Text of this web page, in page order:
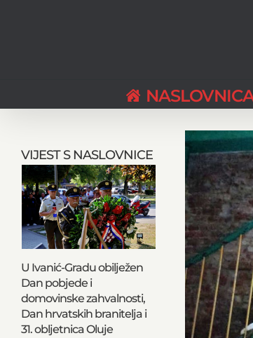
View
Larger
Image
VIJEST S NASLOVNICE
U Ivanić-Gradu obilježen
Dan pobjede i
domovinske zahvalnosti,
Dan hrvatskih branitelja i
31. obljetnica Oluje